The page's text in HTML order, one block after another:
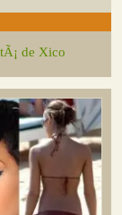
de Xico